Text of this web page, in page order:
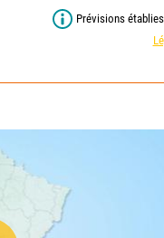
Prévisions